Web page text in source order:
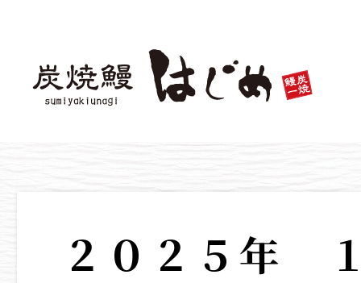
２０２５年